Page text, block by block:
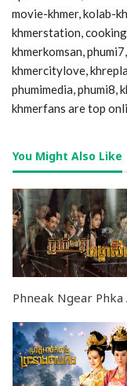
movie-khmer, kolab-
khmerstation,
khmerkomsan,
khmercitylove,
phumimedia, phumi8,
khmerfans are top
You Might Also Like